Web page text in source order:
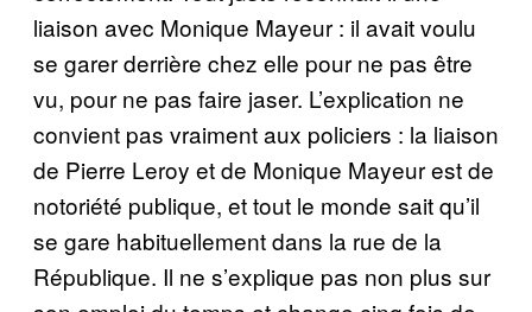
liaison avec Monique Mayeur : il avait voulu
se garer derrière chez elle pour ne pas être
vu, pour ne pas faire jaser. L’explication ne
convient pas vraiment aux policiers : la liaison
de Pierre Leroy et de Monique Mayeur est de
notoriété publique, et tout le monde sait qu’il
se gare habituellement dans la rue de la
République. Il ne s’explique pas non plus sur